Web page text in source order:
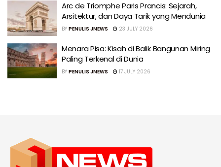
Arc de Triomphe Paris Prancis: Sejarah,
Arsitektur, dan Daya Tarik yang Mendunia
BY PENULIS JNEWS 23 JULY 2026
Menara Pisa: Kisah di Balik Bangunan Miring
Paling Terkenal di Dunia
BY PENULIS JNEWS 17 JULY 2026